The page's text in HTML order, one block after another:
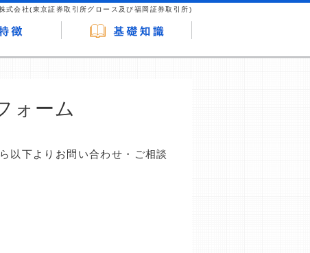
式会社(東京証券取引所グロース及び福岡証券取引所)
ォーム
以下よりお問い合わせ・ご相談